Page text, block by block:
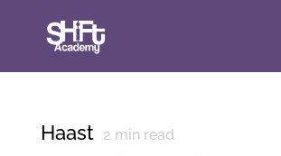
Haast 2 min read